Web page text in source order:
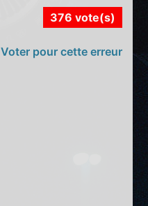
376 vote(s)
Voter pour cette erreur